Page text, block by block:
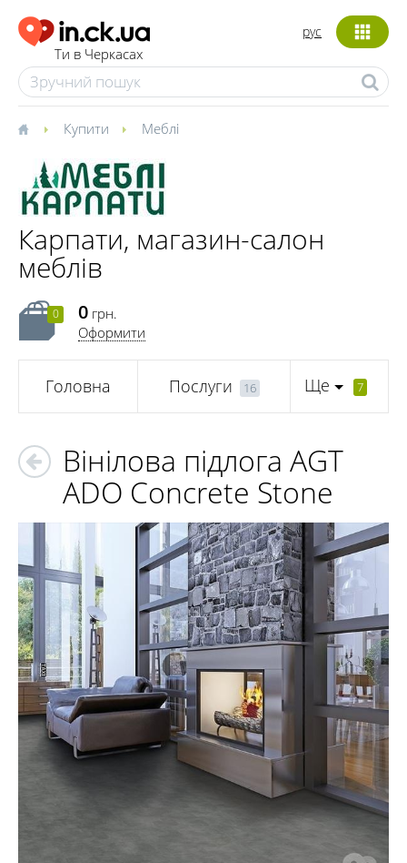
Ти в Черкасах
рус
Купити Меблі
Карпати, магазин-салон
меблів
0 0 грн.
Оформити
Головна Послуги 16 Ще 7
Вінілова підлога AGT
ADO Concrete Stone